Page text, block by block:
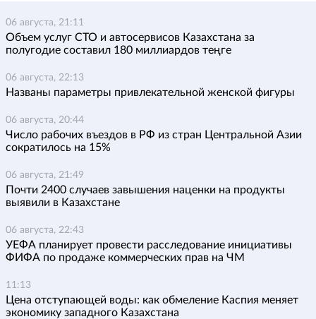
06 августа, 21:11
Объем услуг СТО и автосервисов Казахстана за
полугодие составил 180 миллиардов теңге
06 августа, 22:13
Названы параметры привлекательной женской фигуры
06 августа, 20:44
Число рабочих въездов в РФ из стран Центральной Азии
сократилось на 15%
06 августа, 21:49
Почти 2400 случаев завышения наценки на продукты
выявили в Казахстане
06 августа, 22:43
УЕФА планирует провести расследование инициативы
ФИФА по продаже коммерческих прав на ЧМ
11:13
Цена отступающей воды: как обмеление Каспия меняет
экономику западного Казахстана